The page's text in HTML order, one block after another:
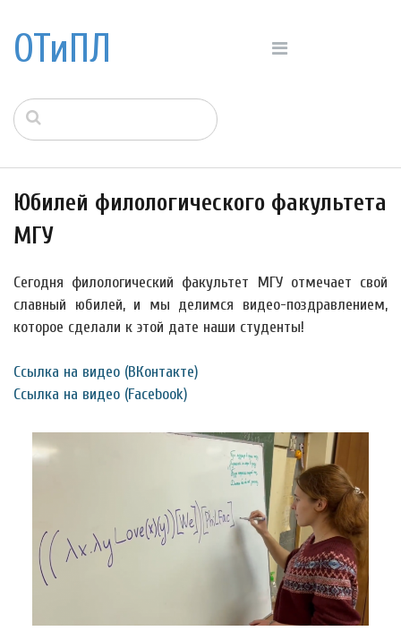
ОТиПЛ
Юбилей филологического факультета
МГУ
Сегодня филологический факультет МГУ отмечает свой
славный юбилей, и мы делимся видео-поздравлением,
которое сделали к этой дате наши студенты!
Ссылка на видео (ВКонтакте)
Ссылка на видео (Facebook)